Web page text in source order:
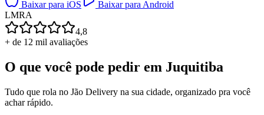
Baixar para iOS
Baixar para Android
LMRA
4,8
+ de 12 mil avaliações
O que você pode pedir em Juquitiba
Tudo que rola no Jão Delivery na sua cidade, organizado pra você
achar rápido.